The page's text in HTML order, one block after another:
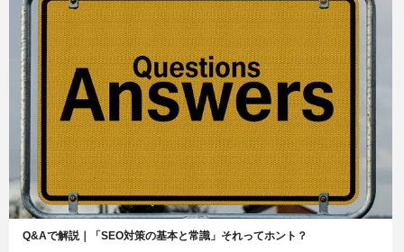
Q&Aで解説｜「SEO対策の基本と常識」それってホント？